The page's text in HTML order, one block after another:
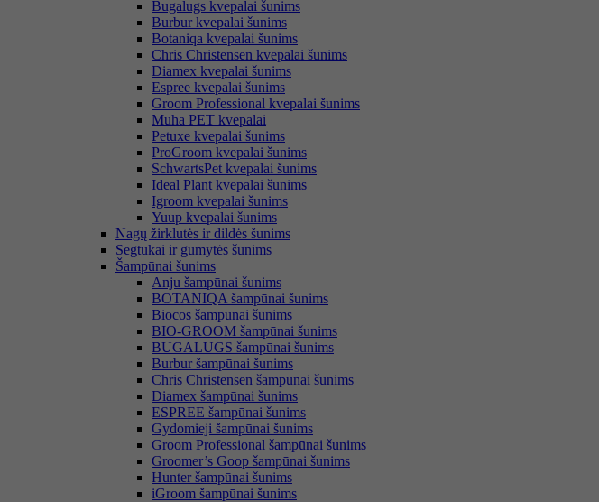
Bugalugs kvepalai šunims
Burbur kvepalai šunims
Botaniqa kvepalai šunims
Chris Christensen kvepalai šunims
Diamex kvepalai šunims
Espree kvepalai šunims
Groom Professional kvepalai šunims
Muha PET kvepalai
Petuxe kvepalai šunims
ProGroom kvepalai šunims
SchwartsPet kvepalai šunims
Ideal Plant kvepalai šunims
Igroom kvepalai šunims
Yuup kvepalai šunims
Nagų žirklutės ir dildės šunims
Segtukai ir gumytės šunims
Šampūnai šunims
Anju šampūnai šunims
BOTANIQA šampūnai šunims
Biocos šampūnai šunims
BIO-GROOM šampūnai šunims
BUGALUGS šampūnai šunims
Burbur šampūnai šunims
Chris Christensen šampūnai šunims
Diamex šampūnai šunims
ESPREE šampūnai šunims
Gydomieji šampūnai šunims
Groom Professional šampūnai šunims
Groomer’s Goop šampūnai šunims
Hunter šampūnai šunims
iGroom šampūnai šunims